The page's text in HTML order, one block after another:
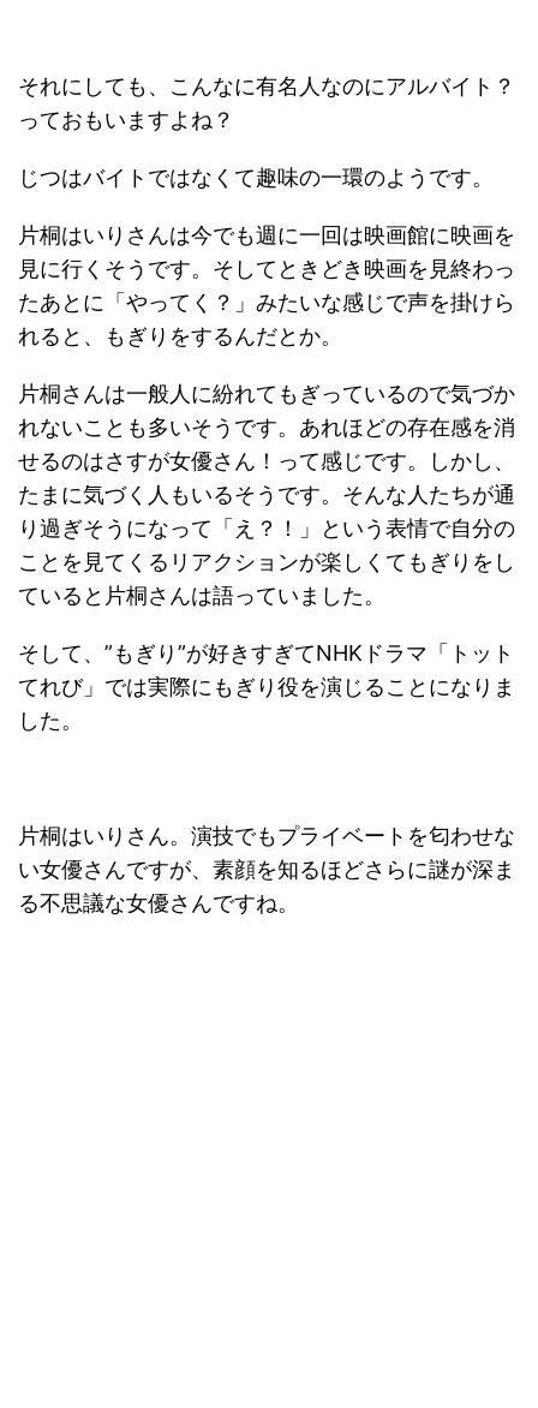
それにしても、こんなに有名人なのにアルバイト？
っておもいますよね？
じつはバイトではなくて趣味の一環のようです。
片桐はいりさんは今でも週に一回は映画館に映画を
見に行くそうです。そしてときどき映画を見終わっ
たあとに「やってく？」みたいな感じで声を掛けら
れると、もぎりをするんだとか。
片桐さんは一般人に紛れてもぎっているので気づか
れないことも多いそうです。あれほどの存在感を消
せるのはさすが女優さん！って感じです。しかし、
たまに気づく人もいるそうです。そんな人たちが通
り過ぎそうになって「え？！」という表情で自分の
ことを見てくるリアクションが楽しくてもぎりをし
ていると片桐さんは語っていました。
そして、”もぎり”が好きすぎてNHKドラマ「トット
てれび」では実際にもぎり役を演じることになりま
した。
片桐はいりさん。演技でもプライベートを匂わせな
い女優さんですが、素顔を知るほどさらに謎が深ま
る不思議な女優さんですね。